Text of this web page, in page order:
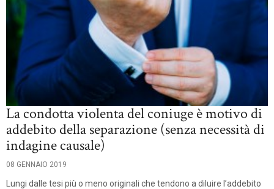
La condotta violenta del coniuge è motivo di
addebito della separazione (senza necessità di
indagine causale)
08 GENNAIO 2019
Lungi dalle tesi più o meno originali che tendono a diluire l’addebito